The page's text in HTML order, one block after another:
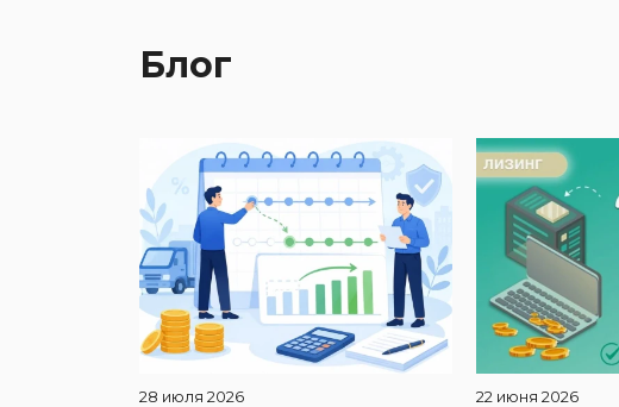
Блог
28 июля 2026 22 июня 2026